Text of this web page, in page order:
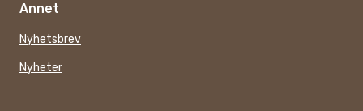
Annet
Nyhetsbrev
Nyheter